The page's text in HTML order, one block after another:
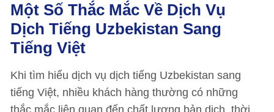
Một Số Thắc Mắc Về Dịch Vụ
Dịch Tiếng Uzbekistan Sang
Tiếng Việt
Khi tìm hiểu dịch vụ dịch tiếng Uzbekistan sang
tiếng Việt, nhiều khách hàng thường có những
thắc mắc liên quan đến chất lượng bản dịch, thời